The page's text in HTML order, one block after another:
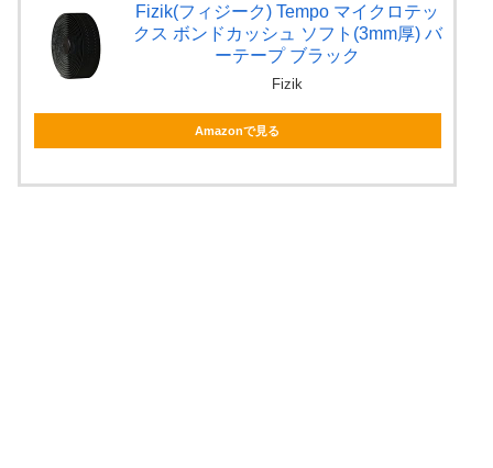
Fizik(フィジーク) Tempo マイクロテッ
クス ボンドカッシュ ソフト(3mm厚) バ
ーテープ ブラック
Fizik
Amazonで見る